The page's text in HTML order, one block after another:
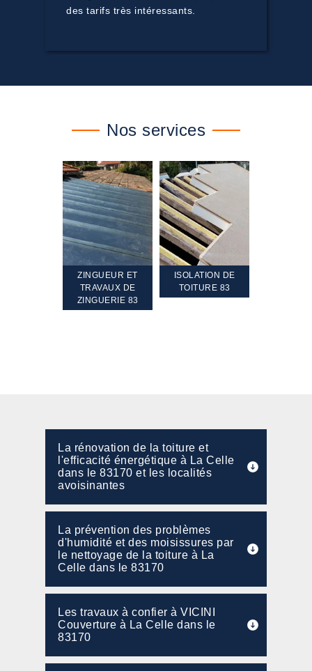
des tarifs très intéressants.
Nos services
ZINGUEUR ET
TRAVAUX DE
ZINGUERIE 83
ISOLATION DE
TOITURE 83
La rénovation de la toiture et
l'efficacité énergétique à La Celle
dans le 83170 et les localités
avoisinantes
La prévention des problèmes
d'humidité et des moisissures par
le nettoyage de la toiture à La
Celle dans le 83170
Les travaux à confier à VICINI
Couverture à La Celle dans le
83170